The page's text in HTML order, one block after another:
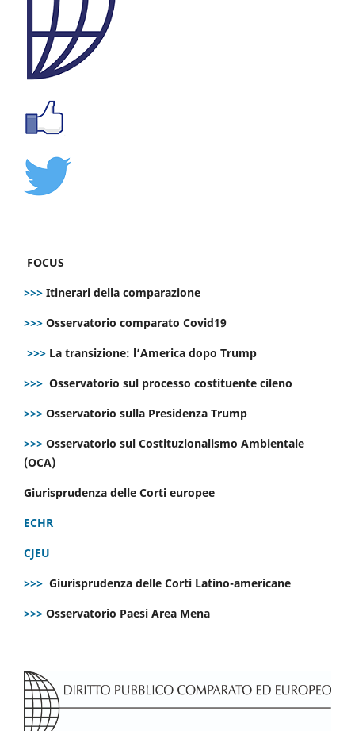
FOCUS
>>> Itinerari della comparazione
>>> Osservatorio comparato Covid19
>>> La transizione: l’America dopo Trump
>>> Osservatorio sul processo costituente cileno
>>> Osservatorio sulla Presidenza Trump
>>> Osservatorio sul Costituzionalismo Ambientale
(OCA)
Giurisprudenza delle Corti europee
ECHR
CJEU
>>> Giurisprudenza delle Corti Latino-americane
>>> Osservatorio Paesi Area Mena